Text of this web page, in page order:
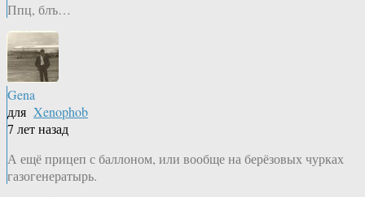
Ппц, блъ…
Gena
для Xenophob
7 лет назад
А ещё прицеп с баллоном, или вообще на берёзовых чурках
газогенератырь.